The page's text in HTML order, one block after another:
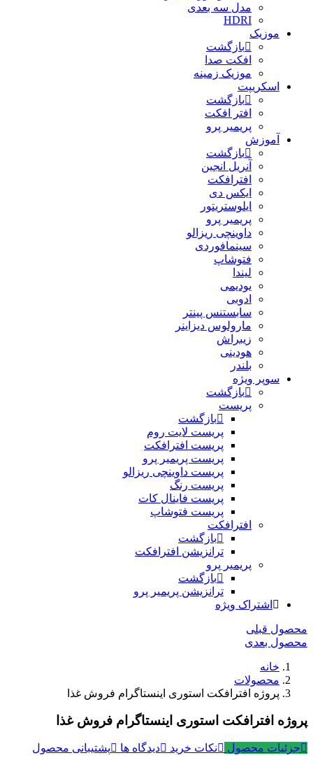
مدل سه بعدی
HDRI
موزیک
بازگشت
افکت صدا
موزیک زمینه
اسکریپت
بازگشت
افتر افکت
پریمیر پرو
آموزش
بازگشت
آنریل انجین
افترافکت
ایکس دی
ایلوستریتور
پریمیر پرو
داوینچی ریزالو
سینمافوردی
فتوشاپ
لیندا
یودیمی
ادوبی
سابستنس پینتر
مارولوس دیزاینر
زیبراش
هودینی
بلندر
سوپر ویژه
بازگشت
پریست
بازگشت
پریست لایت روم
پریست افترافکت
پریست پریمیر پرو
پریست داوینچی ریزالو
پریست رنگ
پریست فاینال کات
پریست فتوشاپ
افترافکت
بازگشت
ترانزیشن افترافکت
پریمیر پرو
بازگشت
ترانزیشن پریمیر پرو
اشتراک ویژه
محصول قبلی
محصول بعدی
خانه
محصولات
پروژه افترافکت استوری اینستاگرام فروش غذا
پروژه افترافکت استوری اینستاگرام فروش غذا
جزئیات محصول نکات خرید دیدگاه ها پشتیبانی محصول